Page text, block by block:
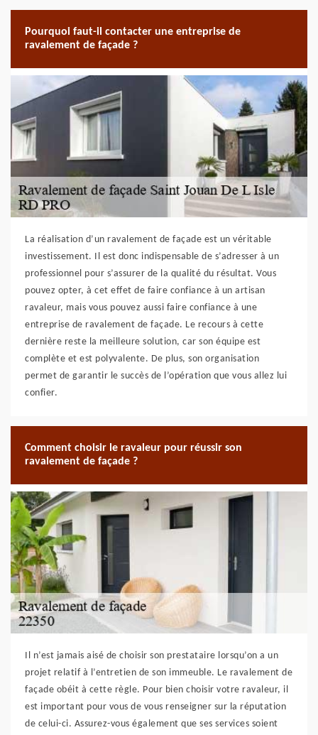
Pourquoi faut-il contacter une entreprise de
ravalement de façade ?
La réalisation d’un ravalement de façade est un véritable
investissement. Il est donc indispensable de s’adresser à un
professionnel pour s’assurer de la qualité du résultat. Vous
pouvez opter, à cet effet de faire confiance à un artisan
ravaleur, mais vous pouvez aussi faire confiance à une
entreprise de ravalement de façade. Le recours à cette
dernière reste la meilleure solution, car son équipe est
complète et est polyvalente. De plus, son organisation
permet de garantir le succès de l’opération que vous allez lui
confier.
Comment choisir le ravaleur pour réussir son
ravalement de façade ?
Il n’est jamais aisé de choisir son prestataire lorsqu’on a un
projet relatif à l’entretien de son immeuble. Le ravalement de
façade obéit à cette règle. Pour bien choisir votre ravaleur, il
est important pour vous de vous renseigner sur la réputation
de celui-ci. Assurez-vous également que ses services soient